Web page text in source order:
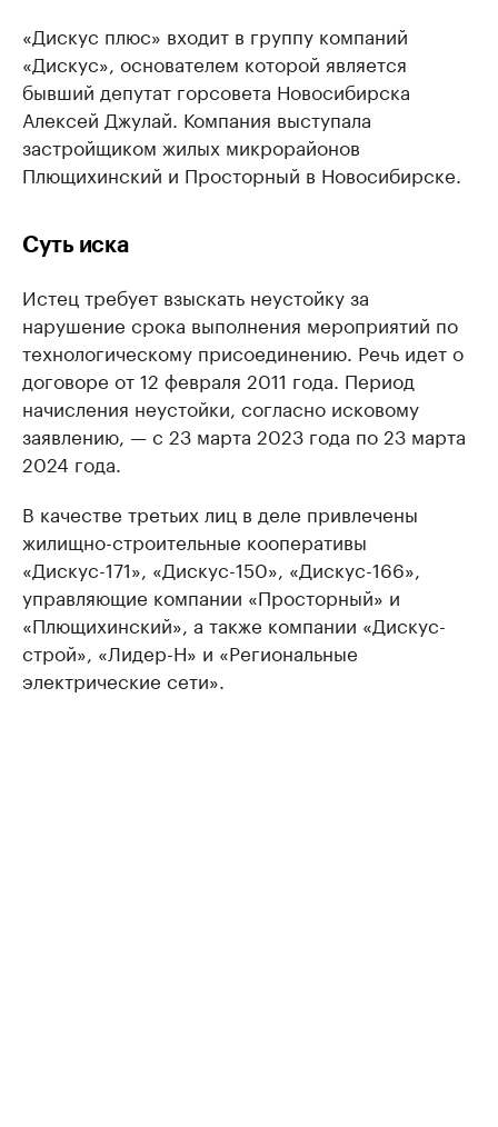
«Дискус плюс» входит в группу компаний
«Дискус», основателем которой является
бывший депутат горсовета Новосибирска
Алексей Джулай. Компания выступала
застройщиком жилых микрорайонов
Плющихинский и Просторный в Новосибирске.
Суть иска
Истец требует взыскать неустойку за
нарушение срока выполнения мероприятий по
технологическому присоединению. Речь идет о
договоре от 12 февраля 2011 года. Период
начисления неустойки, согласно исковому
заявлению, — с 23 марта 2023 года по 23 марта
2024 года.
В качестве третьих лиц в деле привлечены
жилищно-строительные кооперативы
«Дискус-171», «Дискус-150», «Дискус-166»,
управляющие компании «Просторный» и
«Плющихинский», а также компании «Дискус-
строй», «Лидер-Н» и «Региональные
электрические сети».